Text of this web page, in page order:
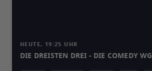
HEUTE, 19:25 UHR
DIE DREISTEN DREI - DIE COMEDY WG